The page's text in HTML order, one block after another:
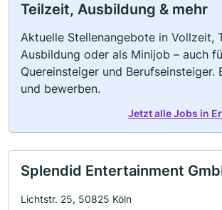
Teilzeit, Ausbildung & mehr
Aktuelle Stellenangebote in Vollzeit,
Ausbildung oder als Minijob – auch
Quereinsteiger und Berufseinsteiger.
und bewerben.
Jetzt alle Jobs in
Splendid Entertainment
Lichtstr. 25, 50825 Köln